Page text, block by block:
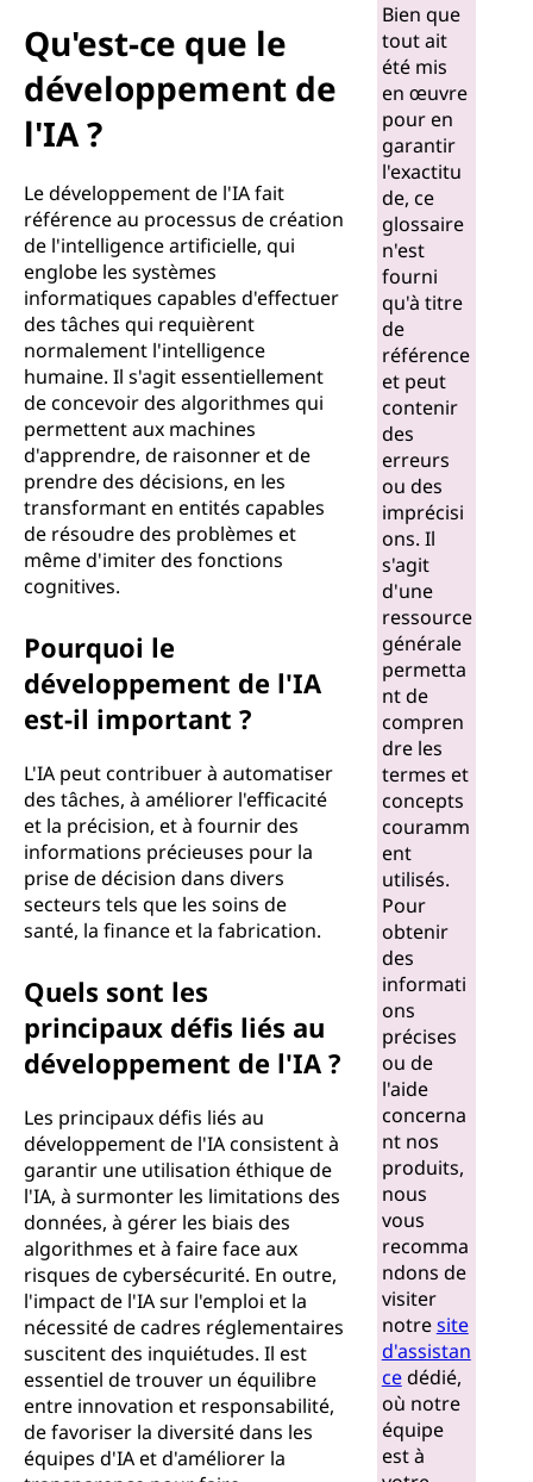
Qu'est-ce que le
développement de
l'IA ?
Le développement de l'IA fait
référence au processus de création
de l'intelligence artificielle, qui
englobe les systèmes
informatiques capables d'effectuer
des tâches qui requièrent
normalement l'intelligence
humaine. Il s'agit essentiellement
de concevoir des algorithmes qui
permettent aux machines
d'apprendre, de raisonner et de
prendre des décisions, en les
transformant en entités capables
de résoudre des problèmes et
même d'imiter des fonctions
cognitives.
Pourquoi le
développement de l'IA
est-il important ?
L'IA peut contribuer à automatiser
des tâches, à améliorer l'efficacité
et la précision, et à fournir des
informations précieuses pour la
prise de décision dans divers
secteurs tels que les soins de
santé, la finance et la fabrication.
Quels sont les
principaux défis liés au
développement de l'IA ?
Les principaux défis liés au
développement de l'IA consistent à
garantir une utilisation éthique de
l'IA, à surmonter les limitations des
données, à gérer les biais des
algorithmes et à faire face aux
risques de cybersécurité. En outre,
l'impact de l'IA sur l'emploi et la
nécessité de cadres réglementaires
suscitent des inquiétudes. Il est
essentiel de trouver un équilibre
entre innovation et responsabilité,
de favoriser la diversité dans les
équipes d'IA et d'améliorer la
Bien que
tout ait
été mis
en œuvre
pour en
garantir
l'exactitu
de, ce
glossaire
n'est
fourni
qu'à titre
de
référence
et peut
contenir
des
erreurs
ou des
imprécisi
ons. Il
s'agit
d'une
ressource
générale
permetta
nt de
compren
dre les
termes et
concepts
couramm
ent
utilisés.
Pour
obtenir
des
informati
ons
précises
ou de
l'aide
concerna
nt nos
produits,
nous
vous
recomma
ndons de
visiter
notresite
d'assistan
cedédié,
où notre
équipe
est à